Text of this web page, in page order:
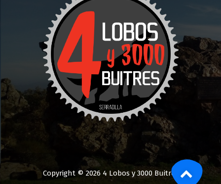
Copyright © 2026 4 Lobos y 3000 Buitres